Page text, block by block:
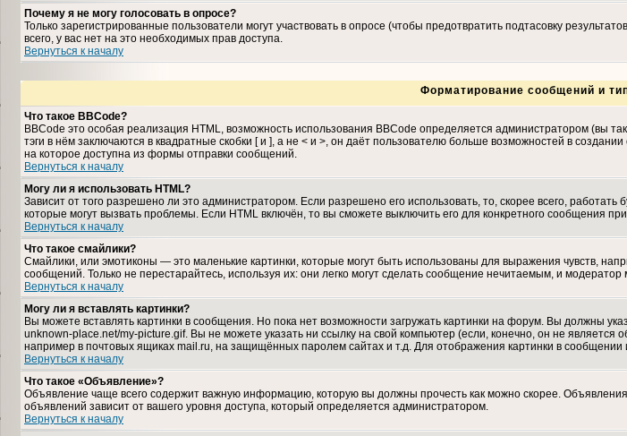
Почему я не могу голосовать в опросе?
Только зарегистрированные пользователи могут участвовать в опросе (чтобы предотвратить подтасовку
всего, у вас нет на это необходимых прав доступа.
Вернуться к началу
Форматирование сообщений и
Что такое BBCode?
BBCode это особая реализация HTML, возможность использования BBCode определяется администратором (вы
тэги в нём заключаются в квадратные скобки [ и ], а не < и >, он даёт пользователю больше возможностей в
на которое доступна из формы отправки сообщений.
Вернуться к началу
Могу ли я использовать HTML?
Зависит от того разрешено ли это администратором. Если разрешено его использовать, то, скорее всего, работать
которые могут вызвать проблемы. Если HTML включён, то вы сможете выключить его для конкретного сообщения
Вернуться к началу
Что такое смайлики?
Смайлики, или эмотиконы — это маленькие картинки, которые могут быть использованы для выражения чувств,
сообщений. Только не перестарайтесь, используя их: они легко могут сделать сообщение нечитаемым, и
Вернуться к началу
Могу ли я вставлять картинки?
Вы можете вставлять картинки в сообщения. Но пока нет возможности загружать картинки на форум. Вы должны
unknown-place.net/my-picture.gif. Вы не можете указать ни ссылку на свой компьютер (если, конечно, он не
например в почтовых ящиках mail.ru, на защищённых паролем сайтах и т.д. Для отображения картинки в сообщении
Вернуться к началу
Что такое «Объявление»?
Объявление чаще всего содержит важную информацию, которую вы должны прочесть как можно скорее.
объявлений зависит от вашего уровня доступа, который определяется администратором.
Вернуться к началу